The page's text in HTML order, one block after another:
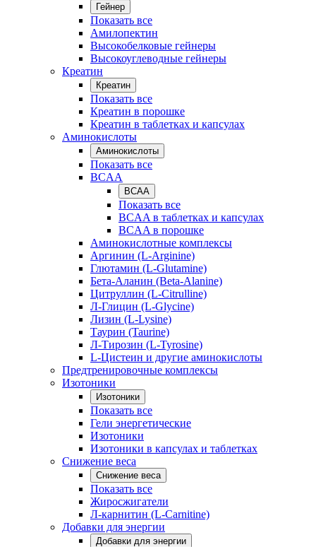
Гейнер
Показать все
Амилопектин
Высокобелковые гейнеры
Высокоуглеводные гейнеры
Креатин
Креатин
Показать все
Креатин в порошке
Креатин в таблетках и капсулах
Аминокислоты
Аминокислоты
Показать все
BCAA
BCAA
Показать все
BCAA в таблетках и капсулах
BCAA в порошке
Аминокислотные комплексы
Аргинин (L-Arginine)
Глютамин (L-Glutamine)
Бета-Аланин (Beta-Alanine)
Цитруллин (L-Citrulline)
Л-Глицин (L-Glycine)
Лизин (L-Lysine)
Таурин (Taurine)
Л-Тирозин (L-Tyrosine)
L-Цистеин и другие аминокислоты
Предтренировочные комплексы
Изотоники
Изотоники
Показать все
Гели энергетические
Изотоники
Изотоники в капсулах и таблетках
Снижение веса
Снижение веса
Показать все
Жиросжигатели
Л-карнитин (L-Carnitine)
Добавки для энергии
Добавки для энергии